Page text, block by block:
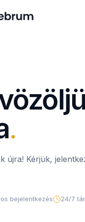
.
újra! Kérjük,
bejelentkezés 24/7